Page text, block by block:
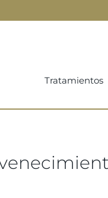
Tratamientos